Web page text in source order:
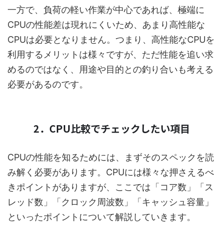
一方で、負荷の軽い作業が中心であれば、極端に
CPUの性能差は現れにくいため、あまり高性能な
CPUは必要となりません。つまり、高性能なCPUを
利用するメリットは様々ですが、ただ性能を追い求
めるのではなく、用途や目的との釣り合いも考える
必要があるのです。
2．CPU比較でチェックしたい項目
CPUの性能を知るためには、まずそのスペックを読
み解く必要があります。CPUには様々な押さえるべ
きポイントがありますが、ここでは「コア数」「ス
レッド数」「クロック周波数」「キャッシュ容量」
といったポイントについて解説していきます。